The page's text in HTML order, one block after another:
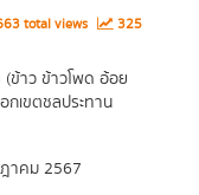
total views
325
าว ข้าวโพด อ้อย
กเขตชลประทาน
าคม 2567